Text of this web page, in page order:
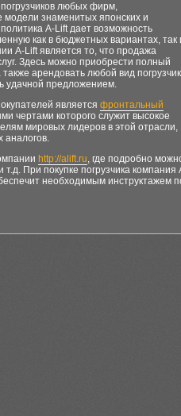
любых фирм,
модели знаменитых японских и
A-Lift дает возможность
как в бюджетных вариантах, так
A-Lift является то, что продажа
Здесь можно приобрести полный
также арендовать любой вид
удачной предложением.
является фронтальный
чертами которого служит высокое
мировых лидеров в этой отрасли,
аналогов.
http://alift.ru, где подробно
т.д. При покупке погрузчика компания
необходимым инструктажем